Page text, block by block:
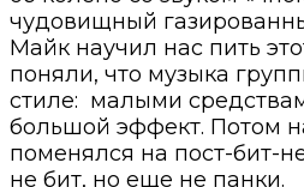
чудовищный
Майк научил нас пить
поняли, что музыка
стиле: малыми
большой эффект. Потом
поменялся на пост-бит-
не бит, но еще не панки.